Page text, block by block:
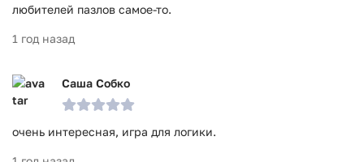
любителей пазлов самое-то.
1 год назад
Саша Собко
очень интересная, игра для логики.